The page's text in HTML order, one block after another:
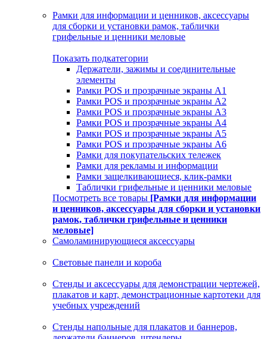
Рамки для информации и ценников, аксессуары
для сборки и установки рамок, таблички
грифельные и ценники меловые
Показать подкатегории
Держатели, зажимы и соединительные
элементы
Рамки POS и прозрачные экраны А1
Рамки POS и прозрачные экраны А2
Рамки POS и прозрачные экраны А3
Рамки POS и прозрачные экраны А4
Рамки POS и прозрачные экраны А5
Рамки POS и прозрачные экраны А6
Рамки для покупательских тележек
Рамки для рекламы и информации
Рамки защелкивающиеся, клик-рамки
Таблички грифельные и ценники меловые
Посмотреть все товары [Рамки для информации
и ценников, аксессуары для сборки и установки
рамок, таблички грифельные и ценники
меловые]
Самоламинирующиеся аксессуары
Световые панели и короба
Стенды и аксессуары для демонстрации чертежей,
плакатов и карт, демонстрационные картотеки для
учебных учреждений
Стенды напольные для плакатов и баннеров,